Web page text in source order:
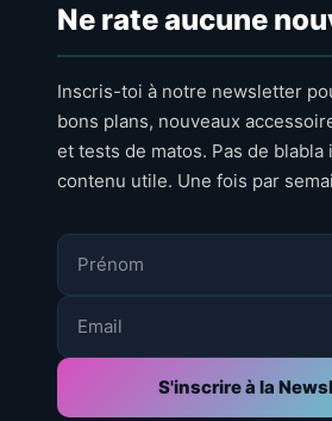
Ne rate aucune
Inscris-toi à notre newsletter
bons plans, nouveaux
et tests de matos. Pas de blabla
contenu utile. Une fois par
S'inscrire à la